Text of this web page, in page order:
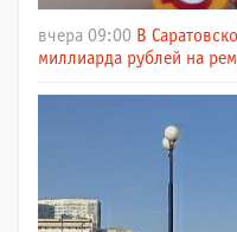
вчера 09:00 В
миллиарда рублей на